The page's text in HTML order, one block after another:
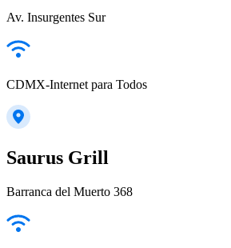
Av. Insurgentes Sur
CDMX-Internet para Todos
Saurus Grill
Barranca del Muerto 368